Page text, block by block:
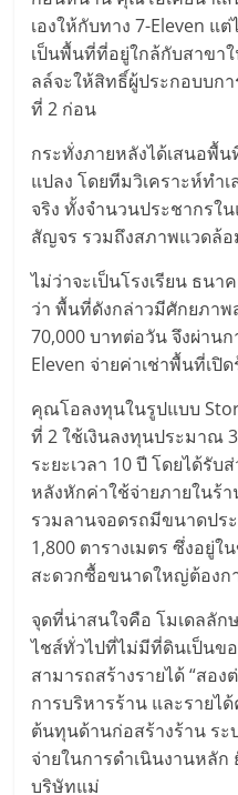
เองให้กับทาง 7-Eleven แ
เป็นพื้นที่ที่อยู่ใกล้กับสาขา
ลล์จะให้สิทธิ์ผู้ประกอบบก
ที่ 2 ก่อน
กระทั่งภายหลังได้เสนอพื้
แปลง โดยทีมวิเคราะห์ทำ
จริง ทั้งจำนวนประชากรใ
สัญจร รวมถึงสภาพแวดล้อ
ไม่ว่าจะเป็นโรงเรียน ธน
ว่า พื้นที่ดังกล่าวมีศักยภาพ
70,000 บาทต่อวัน จึงผ่าน
Eleven จ่ายค่าเช่าพื้นที่เปิ
คุณโอลงทุนในรูปแบบ
ที่ 2 ใช้เงินลงทุนประมาณ
ระยะเวลา 10 ปี โดยได้รั
หลังหักค่าใช้จ่ายภายในร้
รวมลานจอดรถมีขนาดปร
1,800 ตารางเมตร ซึ่งอยู่
สะดวกซื้อขนาดใหญ่ต้องก
จุดที่น่าสนใจคือ โมเดลลั
ไชส์ทั่วไปที่ไม่มีที่ดินเป็นขอ
สามารถสร้างรายได้ “สอ
การบริหารร้าน และราย
ต้นทุนด้านก่อสร้างร้าน ร
จ่ายในการดำเนินงานหลั
บริษัทแม่